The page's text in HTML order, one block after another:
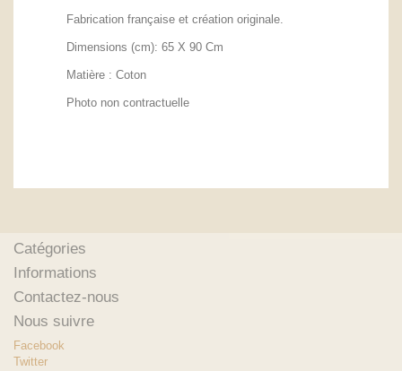
Fabrication française et création originale.
Dimensions (cm): 65 X 90 Cm
Matière : Coton
Photo non contractuelle
Catégories
Informations
Contactez-nous
Nous suivre
Facebook
Twitter